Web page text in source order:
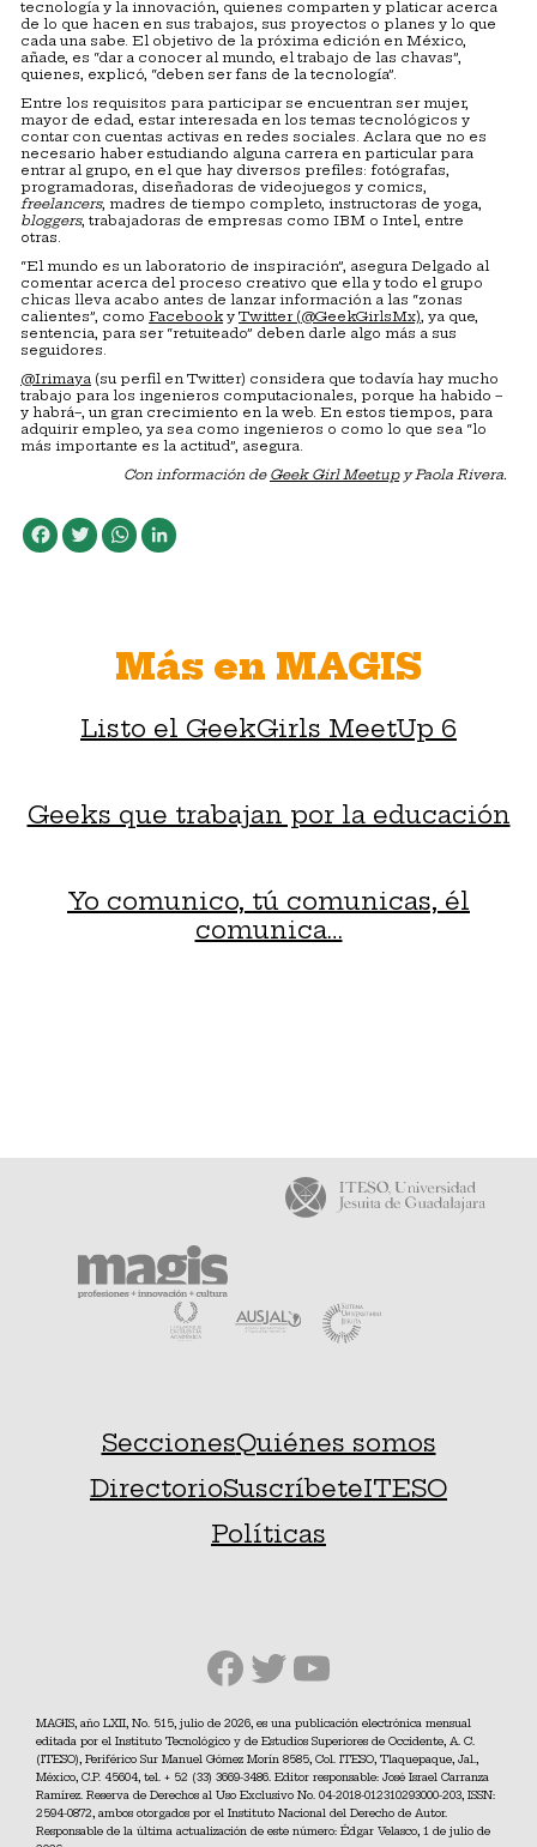
tecnología y la innovación, quienes comparten y platicar acerca
de lo que hacen en sus trabajos, sus proyectos o planes y lo que
cada una sabe. El objetivo de la próxima edición en México,
añade, es “dar a conocer al mundo, el trabajo de las chavas”,
quienes, explicó, “deben ser fans de la tecnología”.
Entre los requisitos para participar se encuentran ser mujer,
mayor de edad, estar interesada en los temas tecnológicos y
contar con cuentas activas en redes sociales. Aclara que no es
necesario haber estudiando alguna carrera en particular para
entrar al grupo, en el que hay diversos prefiles: fotógrafas,
programadoras, diseñadoras de videojuegos y comics,
freelancers, madres de tiempo completo, instructoras de yoga,
bloggers, trabajadoras de empresas como IBM o Intel, entre
otras.
“El mundo es un laboratorio de inspiración”, asegura Delgado al
comentar acerca del proceso creativo que ella y todo el grupo
chicas lleva acabo antes de lanzar información a las “zonas
calientes”, como Facebook y Twitter (@GeekGirlsMx), ya que,
sentencia, para ser “retuiteado” deben darle algo más a sus
seguidores.
@Irimaya (su perfil en Twitter) considera que todavía hay mucho
trabajo para los ingenieros computacionales, porque ha habido –
y habrá–, un gran crecimiento en la web. En estos tiempos, para
adquirir empleo, ya sea como ingenieros o como lo que sea “lo
más importante es la actitud”, asegura.
Con información de Geek Girl Meetupy Paola Rivera.
Facebook
TwitterWhatsApp
Más en MAGIS
Listo el GeekGirls MeetUp 6
Geeks que trabajan por la educación
Yo comunico, tú comunicas, él
comunica…
SeccionesQuiénes somos
DirectorioSuscríbeteITESO
Políticas
Facebook
Twitter
YouTube
MAGIS, año LXII, No. 515, julio de 2026, es una publicación electrónica mensual
editada por el Instituto Tecnológico y de Estudios Superiores de Occidente, A. C.
(ITESO), Periférico Sur Manuel Gómez Morín 8585, Col. ITESO, Tlaquepaque, Jal.,
México, C.P. 45604, tel. + 52 (33) 3669-3486. Editor responsable: José Israel Carranza
Ramírez. Reserva de Derechos al Uso Exclusivo No. 04-2018-012310293000-203, ISSN:
2594-0872, ambos otorgados por el Instituto Nacional del Derecho de Autor.
Responsable de la última actualización de este número: Édgar Velasco, 1 de julio de